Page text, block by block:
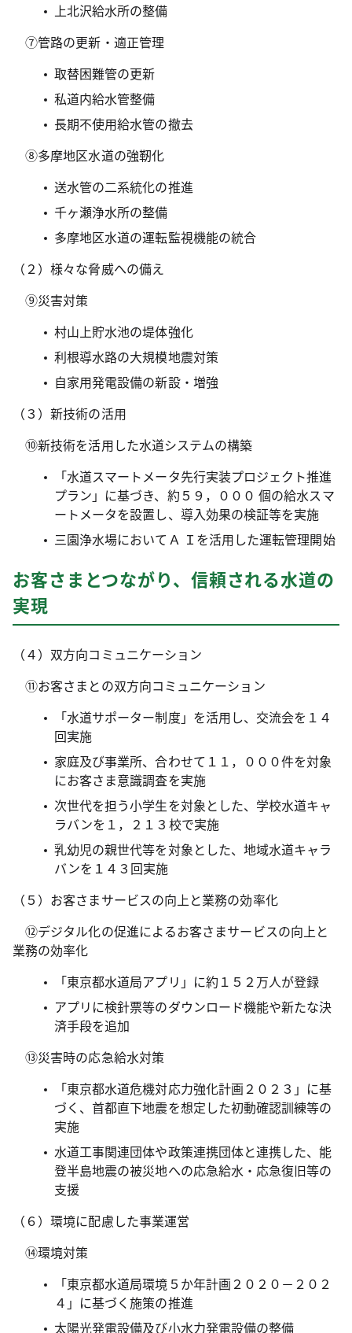
上北沢給水所の整備
⑦管路の更新・適正管理
取替困難管の更新
私道内給水管整備
長期不使用給水管の撤去
⑧多摩地区水道の強靭化
送水管の二系統化の推進
千ヶ瀬浄水所の整備
多摩地区水道の運転監視機能の統合
（２）様々な脅威への備え
⑨災害対策
村山上貯水池の堤体強化
利根導水路の大規模地震対策
自家用発電設備の新設・増強
（３）新技術の活用
⑩新技術を活用した水道システムの構築
「水道スマートメータ先行実装プロジェクト推進
プラン」に基づき、約５９，０００ 個の給水スマ
ートメータを設置し、導入効果の検証等を実施
三園浄水場においてＡ Ｉを活用した運転管理開始
お客さまとつながり、信頼される水道の
実現
（４）双方向コミュニケーション
⑪お客さまとの双方向コミュニケーション
「水道サポーター制度」を活用し、交流会を１４
回実施
家庭及び事業所、合わせて１１，０００件を対象
にお客さま意識調査を実施
次世代を担う小学生を対象とした、学校水道キャ
ラバンを１，２１３校で実施
乳幼児の親世代等を対象とした、地域水道キャラ
バンを１４３回実施
（５）お客さまサービスの向上と業務の効率化
⑫デジタル化の促進によるお客さまサービスの向上と
業務の効率化
「東京都水道局アプリ」に約１５２万人が登録
アプリに検針票等のダウンロード機能や新たな決
済手段を追加
⑬災害時の応急給水対策
「東京都水道危機対応力強化計画２０２３」に基
づく、首都直下地震を想定した初動確認訓練等の
実施
水道工事関連団体や政策連携団体と連携した、能
登半島地震の被災地への応急給水・応急復旧等の
支援
（６）環境に配慮した事業運営
⑭環境対策
「東京都水道局環境５か年計画２０２０－２０２
４」に基づく施策の推進
太陽光発電設備及び小水力発電設備の整備